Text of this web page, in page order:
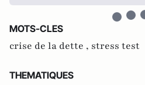
MOTS-CLES
crise de la dette , stress test
THEMATIQUES